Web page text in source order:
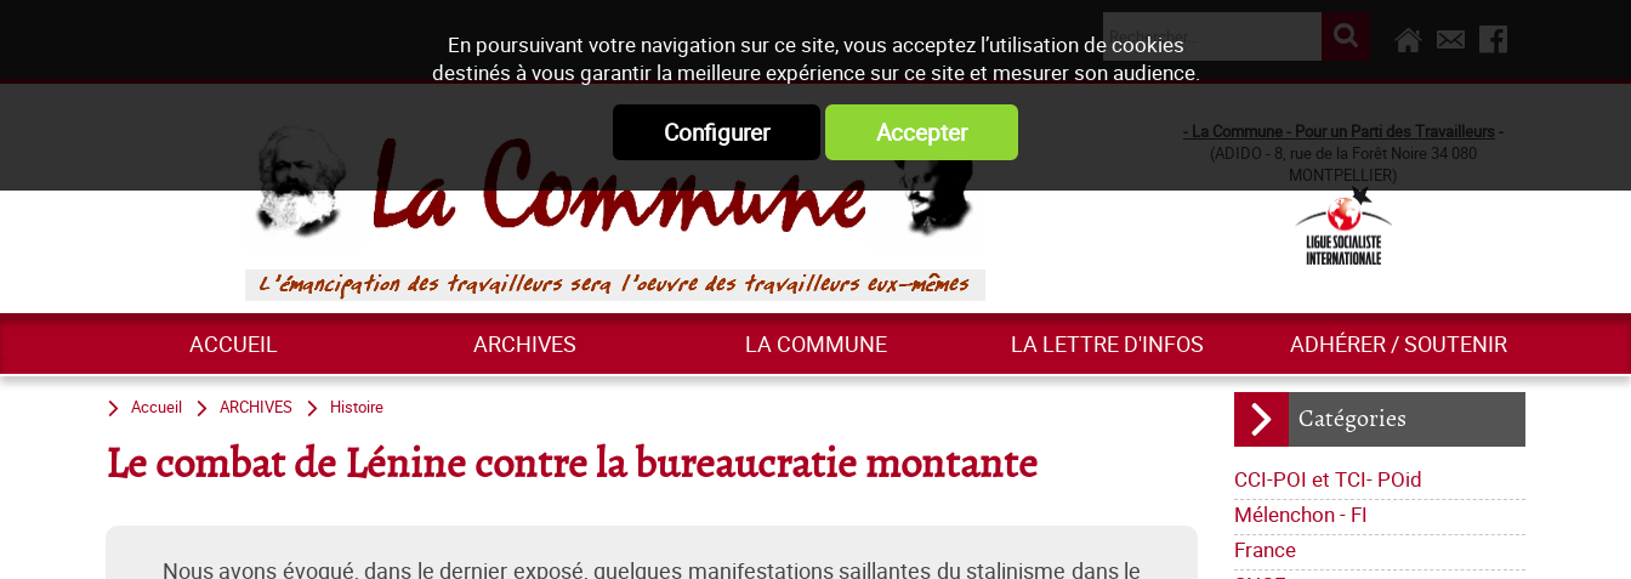
En poursuivant votre navigation sur ce site, vous acceptez l’utilisation de cookies
destinés à vous garantir la meilleure expérience sur ce site et mesurer son audience.
Configurer Accepter - La Commune - Pour un Parti des Travailleurs -
(ADIDO - 8, rue de la Forêt Noire 34 080
MONTPELLIER)
ACCUEIL ARCHIVES LA COMMUNE LA LETTRE D'INFOS ADHÉRER / SOUTENIR
Catégories
CCI-POI et TCI- POid
Mélenchon - FI
France
Accueil ARCHIVES Histoire
Le combat de Lénine contre la bureaucratie montante
Nous avons évoqué, dans le dernier exposé, quelques manifestations saillantes du stalinisme dans le